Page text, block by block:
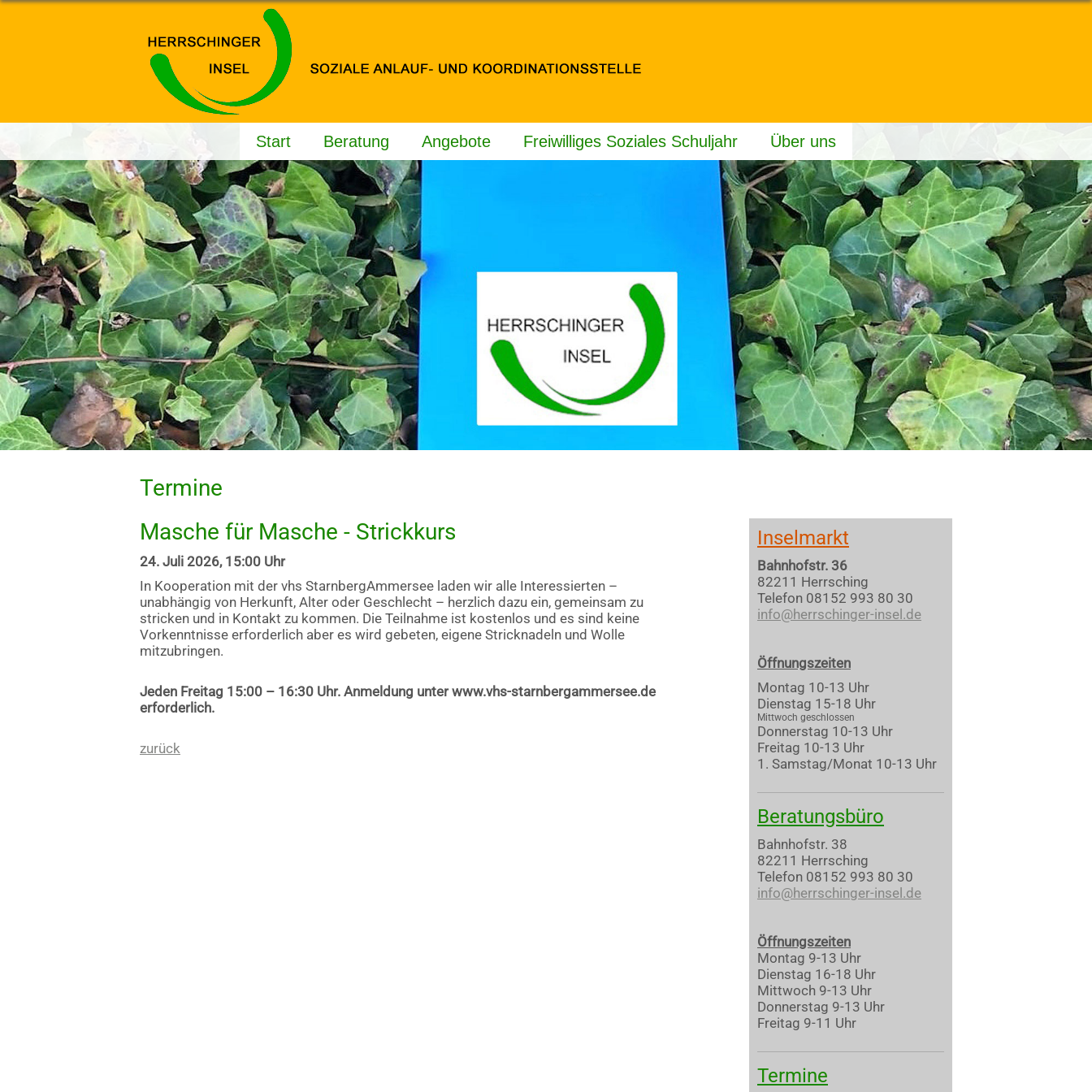
Start Beratung Angebote Freiwilliges Soziales Schuljahr Über uns
Termine
Inselmarkt
Bahnhofstr. 36
82211 Herrsching
Telefon 08152 993 80 30
info@herrschinger-insel.de
Öffnungszeiten
Montag 10-13 Uhr
Dienstag 15-18 Uhr
Mittwoch geschlossen
Donnerstag 10-13 Uhr
Freitag 10-13 Uhr
1. Samstag/Monat 10-13 Uhr
Beratungsbüro
Bahnhofstr. 38
82211 Herrsching
Telefon 08152 993 80 30
info@herrschinger-insel.de
Öffnungszeiten
Montag 9-13 Uhr
Dienstag 16-18 Uhr
Mittwoch 9-13 Uhr
Donnerstag 9-13 Uhr
Freitag 9-11 Uhr
Termine
Masche für Masche - Strickkurs
24. Juli 2026, 15:00 Uhr
In Kooperation mit der vhs StarnbergAmmersee laden wir alle Interessierten –
unabhängig von Herkunft, Alter oder Geschlecht – herzlich dazu ein, gemeinsam zu
stricken und in Kontakt zu kommen. Die Teilnahme ist kostenlos und es sind keine
Vorkenntnisse erforderlich aber es wird gebeten, eigene Stricknadeln und Wolle
mitzubringen.
Jeden Freitag 15:00 – 16:30 Uhr. Anmeldung unter www.vhs-starnbergammersee.de
erforderlich.
zurück